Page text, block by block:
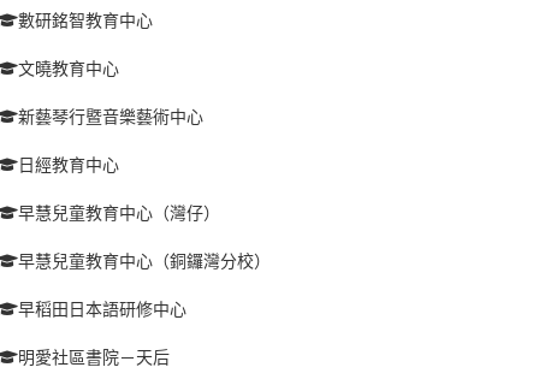
數研銘智教育中心
文曉教育中心
新藝琴行暨音樂藝術中心
日經教育中心
早慧兒童教育中心（灣仔）
早慧兒童教育中心（銅鑼灣分校）
早稻田日本語研修中心
明愛社區書院－天后